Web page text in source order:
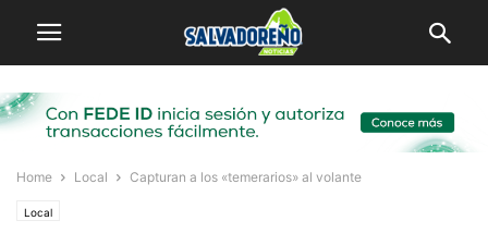
Home Local Capturan a los «temerarios» al volante
Local